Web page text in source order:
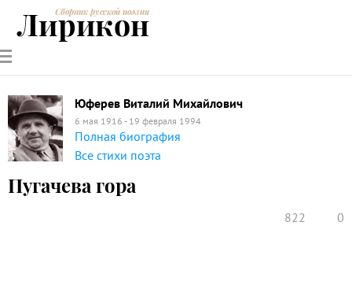
РУССКИЕ
ПОЭТЫ
СОВРЕМЕННИКИЭНЦИКЛОПЕДИЯ
ПОЭЗИИ
Сборник русской поэзии
Лирикон
Юферев Виталий Михайлович
6 мая 1916 - 19 февраля 1994
Полная биография
Все стихи поэта
Пугачева гора
822 0